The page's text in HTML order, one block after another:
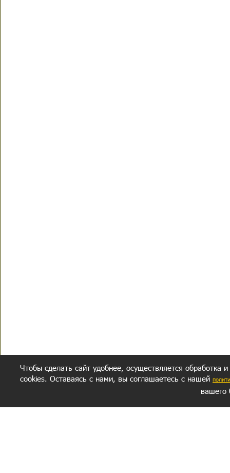
Чтобы сделать сайт удобнее, осуществляется обработка
cookies. Оставаясь с нами, вы соглашаетесь с нашей
вашего